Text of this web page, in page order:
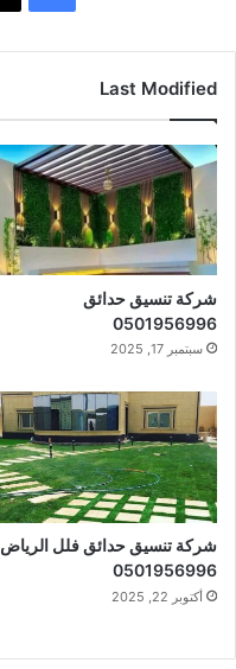
Last Modified
شركة تنسيق حدائق
0501956996
سبتمبر 17, 2025
شركة تنسيق حدائق فلل الرياض
0501956996
أكتوبر 22, 2025